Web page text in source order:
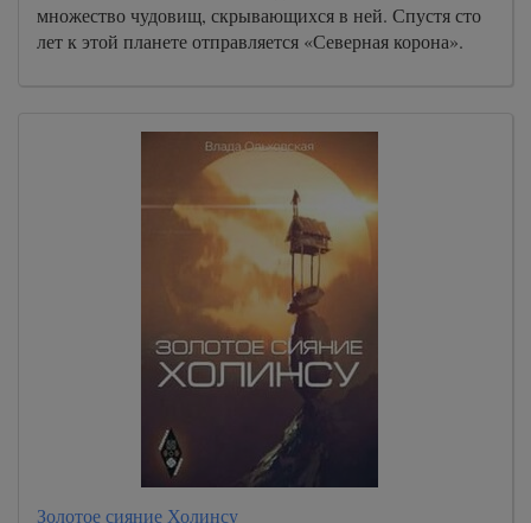
множество чудовищ, скрывающихся в ней. Спустя сто
лет к этой планете отправляется «Северная корона».
Золотое сияние Холинсу